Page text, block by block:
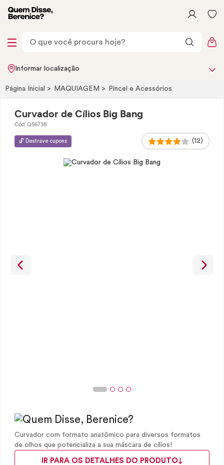
Informar localização
Página Inicial MAQUIAGEM Pincel e Acessórios
Curvador de Cílios Big Bang
Cód. Q56738
🔓 Destrave cupons (12)
Curvador com formato anatômico para diversos formatos
de olhos que potencializa a sua máscara de cílios!
IR PARA OS DETALHES DO PRODUTO